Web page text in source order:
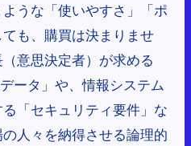
うな「使いやすさ」「ポ
も、購買は決まりませ
意思決定者）が求める
ータ」や、情報システム
「セキュリティ要件」な
人々を納得させる論理的